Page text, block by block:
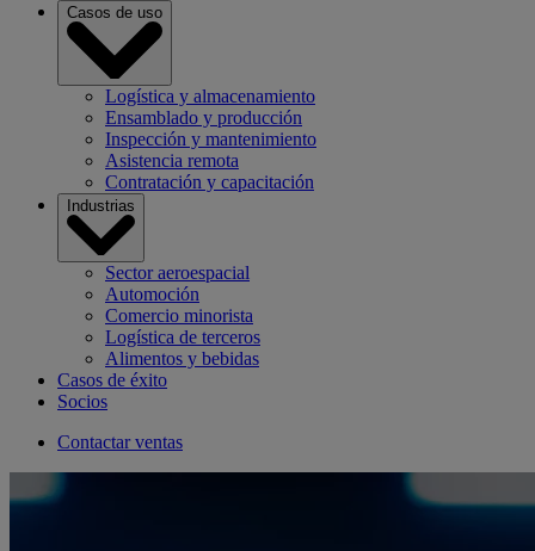
Casos de uso
Logística y almacenamiento
Ensamblado y producción
Inspección y mantenimiento
Asistencia remota
Contratación y capacitación
Industrias
Sector aeroespacial
Automoción
Comercio minorista
Logística de terceros
Alimentos y bebidas
Casos de éxito
Socios
Contactar ventas